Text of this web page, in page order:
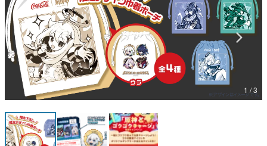
女性向け
アプリレビュー
その他
電ファミニコゲーマーとは？
運営：株式会社マレ
1 / 3